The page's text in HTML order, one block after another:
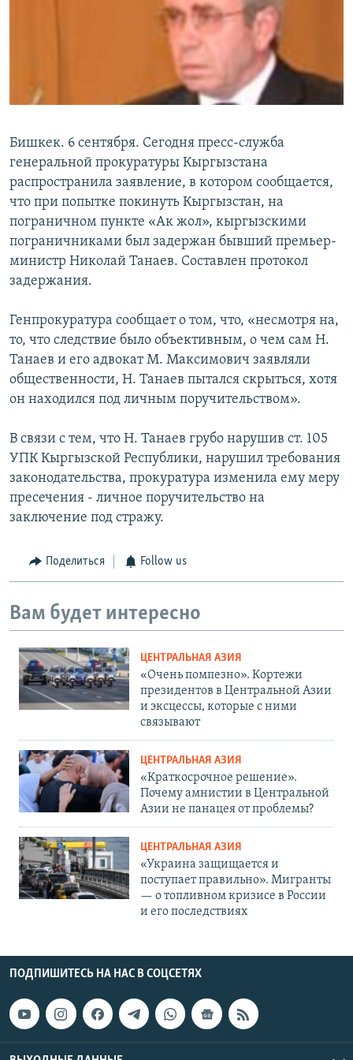
Бишкек. 6 сентября. Сегодня пресс-служба
генеральной прокуратуры Кыргызстана
распространила заявление, в котором сообщается,
что при попытке покинуть Кыргызстан, на
пограничном пункте «Ак жол», кыргызскими
пограничниками был задержан бывший премьер-
министр Николай Танаев. Составлен протокол
задержания.
Генпрокуратура сообщает о том, что, «несмотря на,
то, что следствие было объективным, о чем сам Н.
Танаев и его адвокат М. Максимович заявляли
общественности, Н. Танаев пытался скрыться, хотя
он находился под личным поручительством».
В связи с тем, что Н. Танаев грубо нарушив ст. 105
УПК Кыргызской Республики, нарушил требования
законодательства, прокуратура изменила ему меру
пресечения - личное поручительство на
заключение под стражу.
Поделиться Follow us
Вам будет интересно
ЦЕНТРАЛЬНАЯ АЗИЯ
«Очень помпезно». Кортежи
президентов в Центральной Азии
и эксцессы, которые с ними
связывают
ЦЕНТРАЛЬНАЯ АЗИЯ
«Краткосрочное решение».
Почему амнистии в Центральной
Азии не панацея от проблемы?
ЦЕНТРАЛЬНАЯ АЗИЯ
«Украина защищается и
поступает правильно». Мигранты
— о топливном кризисе в России
и его последствиях
ПОДПИШИТЕСЬ НА НАС В СОЦСЕТЯХ